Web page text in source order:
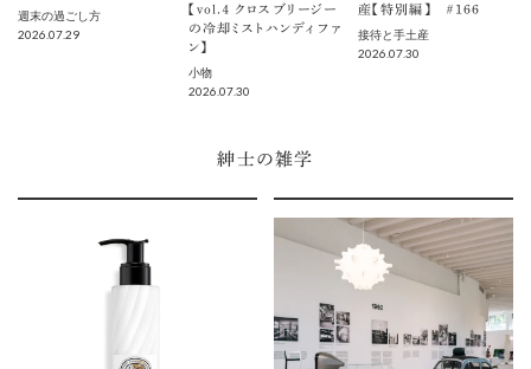
週末の過ごし方
2026.07.29
【vol.４ クロスブリージー
の冷却ミストハンディファ
ン】
小物
2026.07.30
産【特別編】 ＃166
接待と手土産
2026.07.30
紳士の雑学